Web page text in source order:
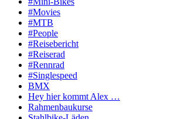
#Movies
#MTB
#People
#Reisebericht
#Reiserad
#Rennrad
#Singlespeed
BMX
Hey hier kommt Alex …
Rahmenbaukurse